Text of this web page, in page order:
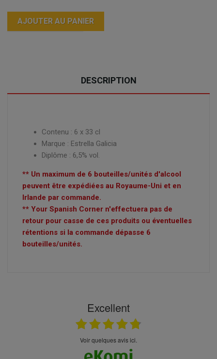
AJOUTER AU PANIER
DESCRIPTION
Contenu : 6 x 33 cl
Marque : Estrella Galicia
Diplôme : 6,5% vol.
** Un maximum de 6 bouteilles/unités d'alcool
peuvent être expédiées au Royaume-Uni et en
Irlande par commande.
** Your Spanish Corner n'effectuera pas de
retour pour casse de ces produits ou éventuelles
rétentions si la commande dépasse 6
bouteilles/unités.
Excellent
Voir quelques avis ici.